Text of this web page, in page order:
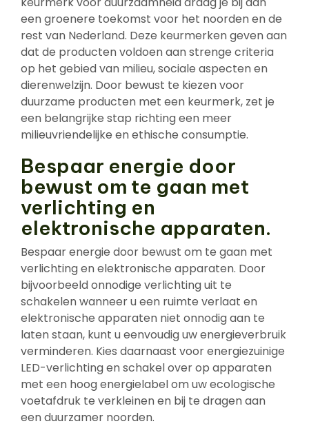
een groenere toekomst voor het noorden en de
rest van Nederland. Deze keurmerken geven aan
dat de producten voldoen aan strenge criteria
op het gebied van milieu, sociale aspecten en
dierenwelzijn. Door bewust te kiezen voor
duurzame producten met een keurmerk, zet je
een belangrijke stap richting een meer
milieuvriendelijke en ethische consumptie.
Bespaar energie door
bewust om te gaan met
verlichting en
elektronische apparaten.
Bespaar energie door bewust om te gaan met
verlichting en elektronische apparaten. Door
bijvoorbeeld onnodige verlichting uit te
schakelen wanneer u een ruimte verlaat en
elektronische apparaten niet onnodig aan te
laten staan, kunt u eenvoudig uw energieverbruik
verminderen. Kies daarnaast voor energiezuinige
LED-verlichting en schakel over op apparaten
met een hoog energielabel om uw ecologische
voetafdruk te verkleinen en bij te dragen aan
een duurzamer noorden.